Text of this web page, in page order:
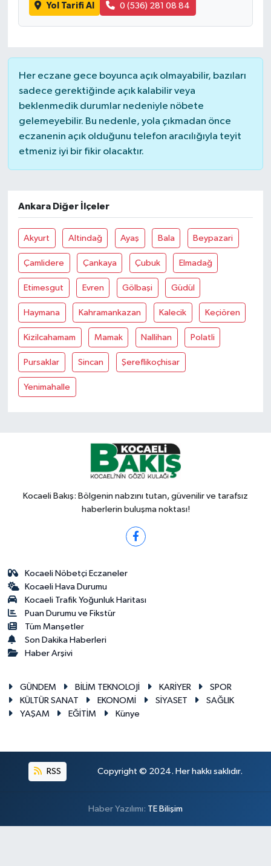
Yol Tarifi Al 0 (536) 281 08 84
Her eczane gece boyunca açık olmayabilir, bazıları
sadece gerektiğinde açık kalabilir veya
beklenmedik durumlar nedeniyle nöbete
gelemeyebilir. Bu nedenle, yola çıkmadan önce
eczanenin açık olduğunu telefon aracılığıyla teyit
etmeniz iyi bir fikir olacaktır.
Ankara Diğer İlçeler
Akyurt Altindağ Ayaş Bala Beypazari
Çamlidere Çankaya Çubuk Elmadağ
Etimesgut Evren Gölbaşi Güdül
Haymana Kahramankazan Kalecik Keçiören
Kizilcahamam Mamak Nallihan Polatli
Pursaklar Sincan Şereflikoçhisar
Yenimahalle
Kocaeli Bakış: Bölgenin nabzını tutan, güvenilir ve tarafsız
haberlerin buluşma noktası!
Kocaeli Nöbetçi Eczaneler
Kocaeli Hava Durumu
Kocaeli Trafik Yoğunluk Haritası
Puan Durumu ve Fikstür
Tüm Manşetler
Son Dakika Haberleri
Haber Arşivi
GÜNDEM BİLİM TEKNOLOJİ KARİYER
SPOR
KÜLTÜR SANAT
EKONOMİ SİYASET
SAĞLIK
YAŞAM
EĞİTİM Künye
RSS Copyright © 2024. Her hakkı saklıdır.
Haber Yazılımı: TE Bilişim